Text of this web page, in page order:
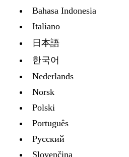
Bahasa Indonesia
Italiano
日本語
한국어
Nederlands
Norsk
Polski
Português
Русский
Slovenčina